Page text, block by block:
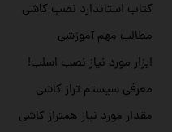
کتاب استاندارد نصب کاشی
مطالب مهم آموزشی
ابزار مورد نیاز نصب اسلب!
معرفی سیستم تراز کاشی
مقدار مورد نیاز همتراز کاشی